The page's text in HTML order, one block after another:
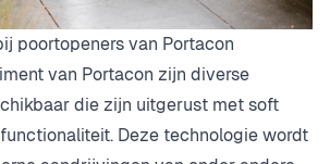
poortopeners van Portacon
van Portacon zijn diverse
die zijn uitgerust met soft
Deze technologie wordt